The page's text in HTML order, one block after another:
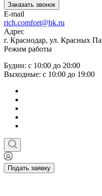
Заказать звонок
E-mail
rich.comfort@bk.ru
Адрес
г. Краснодар, ул. Красных
Режим работы
Будни: с 10:00 до 20:00
Выходные: с 10:00 до 19:00
Подать заявку